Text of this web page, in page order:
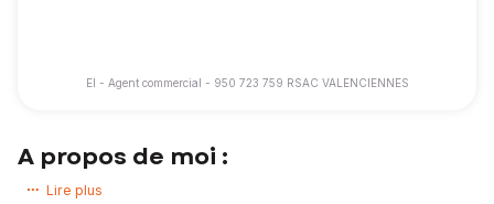
EI - Agent commercial - 950 723 759 RSAC VALENCIENNES
A propos de moi :
Bonjour et bienvenue sur mon site !
Lire plus